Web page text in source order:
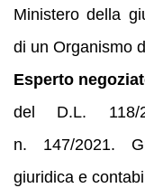
Ministero della
di un Organismo
Esperto
del D.L. 118/
n. 147/2021.
giuridica e